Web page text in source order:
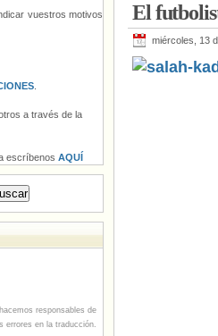
El
miércoles, 13
vuestros motivos
a través de la
escríbenos AQUÍ
responsables de
errores en la traducción.